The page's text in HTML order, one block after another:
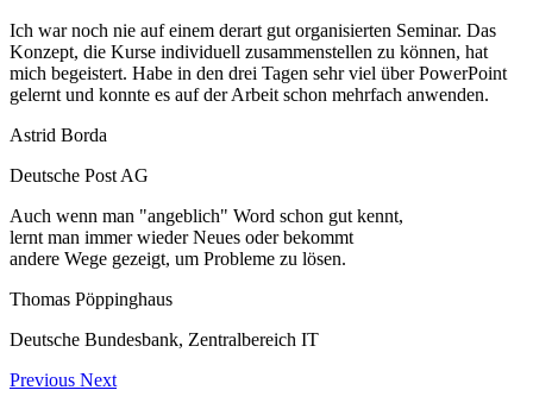
Ich war noch nie auf einem derart gut organisierten Seminar. Das
Konzept, die Kurse individuell zusammenstellen zu können, hat
mich begeistert. Habe in den drei Tagen sehr viel über PowerPoint
gelernt und konnte es auf der Arbeit schon mehrfach anwenden.
Astrid Borda
Deutsche Post AG
Auch wenn man "angeblich" Word schon gut kennt,
lernt man immer wieder Neues oder bekommt
andere Wege gezeigt, um Probleme zu lösen.
Thomas Pöppinghaus
Deutsche Bundesbank, Zentralbereich IT
Previous Next